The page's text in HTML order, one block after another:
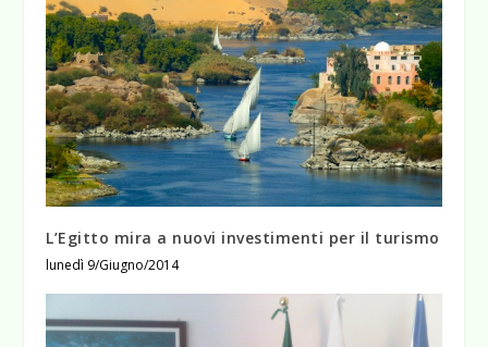
L’Egitto mira a nuovi investimenti per il turismo
lunedì 9/Giugno/2014